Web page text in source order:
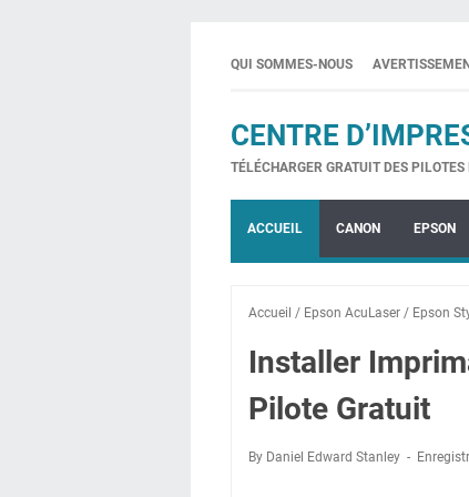
QUI SOMMES-NOUS
CENTRE
TÉLÉCHARGER GRATUIT DES
ACCUEIL CANON EPSON
Accueil / Epson AcuLaser / Epson
Installer
Pilote Gratuit
By Daniel Edward Stanley